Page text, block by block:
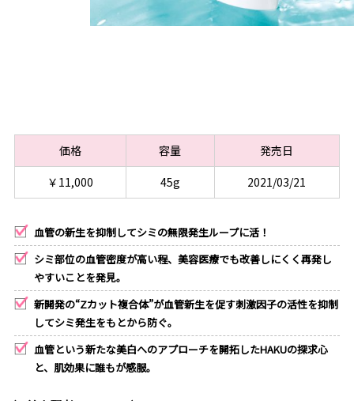
価格 容量
発売日
￥11,000
45g 2021/03/21
血管の新生を抑制してシミの無限発生ループに活！
シミ部位の血管密度が高い程、美容医療でも改善しにくく再発し
やすいことを発見。
新開発の“Zカット複合体”が血管新生を促す刺激因子の活性を抑制
してシミ発生をもとから防ぐ。
血管という新たな美白へのアプローチを開拓したHAKUの探求心
と、肌効果に誰もが感服。